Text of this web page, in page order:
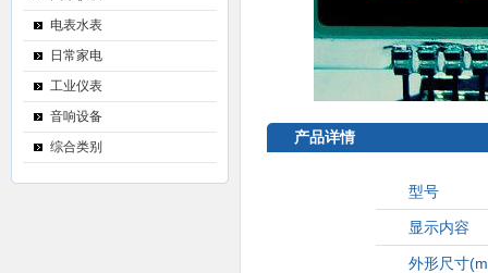
电表水表
日常家电
工业仪表
音响设备
综合类别
产品详情
型号
显示内容
外形尺寸